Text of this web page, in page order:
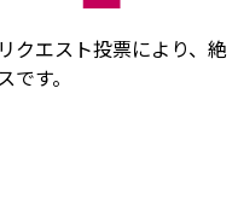
クエスト投票により、絶
す。